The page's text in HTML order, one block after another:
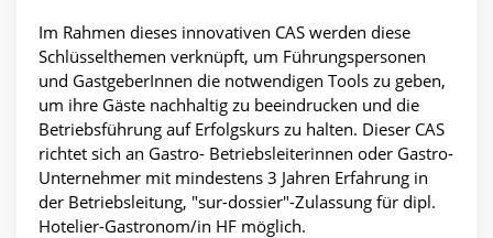
Im Rahmen dieses innovativen CAS werden diese
Schlüsselthemen verknüpft, um Führungspersonen
und GastgeberInnen die notwendigen Tools zu geben,
um ihre Gäste nachhaltig zu beeindrucken und die
Betriebsführung auf Erfolgskurs zu halten. Dieser CAS
richtet sich an Gastro- Betriebsleiterinnen oder Gastro-
Unternehmer mit mindestens 3 Jahren Erfahrung in
der Betriebsleitung, "sur-dossier"-Zulassung für dipl.
Hotelier-Gastronom/in HF möglich.